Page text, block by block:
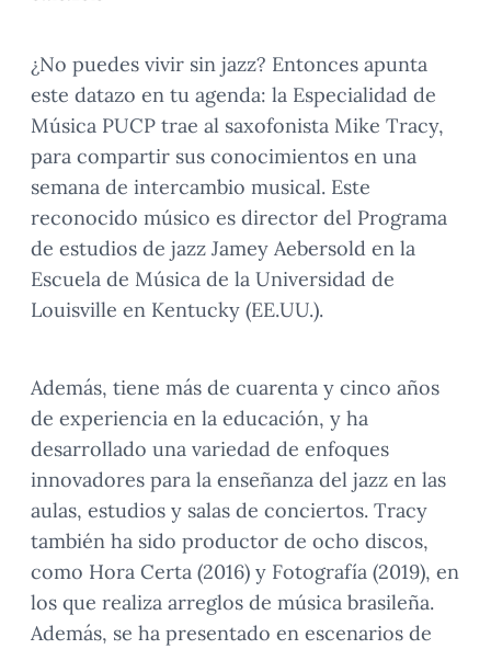
¿No puedes vivir sin jazz? Entonces apunta
este datazo en tu agenda: la Especialidad de
Música PUCP trae al saxofonista Mike Tracy,
para compartir sus conocimientos en una
semana de intercambio musical. Este
reconocido músico es director del Programa
de estudios de jazz Jamey Aebersold en la
Escuela de Música de la Universidad de
Louisville en Kentucky (EE.UU.).
Además, tiene más de cuarenta y cinco años
de experiencia en la educación, y ha
desarrollado una variedad de enfoques
innovadores para la enseñanza del jazz en las
aulas, estudios y salas de conciertos. Tracy
también ha sido productor de ocho discos,
como Hora Certa (2016) y Fotografía (2019), en
los que realiza arreglos de música brasileña.
Además, se ha presentado en escenarios de